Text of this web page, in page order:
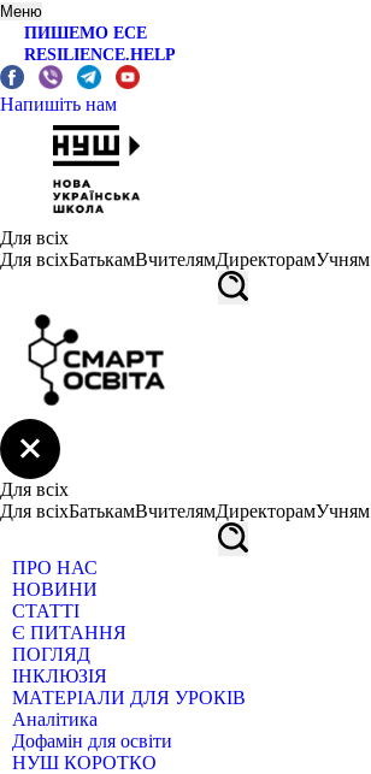
Меню
ПИШЕМО ЕСЕ
RESILIENCE.HELP
Напишіть нам
Для всіх
Для всіхБатькамВчителямДиректорамУчням
Для всіх
Для всіхБатькамВчителямДиректорамУчням
ПРО НАС
НОВИНИ
СТАТТІ
Є ПИТАННЯ
ПОГЛЯД
ІНКЛЮЗІЯ
МАТЕРІАЛИ ДЛЯ УРОКІВ
Аналітика
Дофамін для освіти
НУШ КОРОТКО